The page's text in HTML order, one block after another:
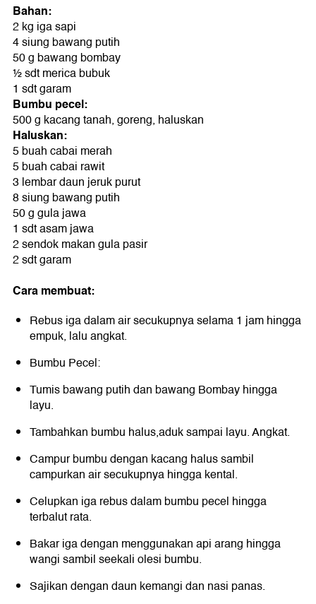
Bahan:
2 kg iga sapi
4 siung bawang putih
50 g bawang bombay
½ sdt merica bubuk
1 sdt garam
Bumbu pecel:
500 g kacang tanah, goreng, haluskan
Haluskan:
5 buah cabai merah
5 buah cabai rawit
3 lembar daun jeruk purut
8 siung bawang putih
50 g gula jawa
1 sdt asam jawa
2 sendok makan gula pasir
2 sdt garam
Cara membuat:
Rebus iga dalam air secukupnya selama 1 jam hingga
empuk, lalu angkat.
Bumbu Pecel:
Tumis bawang putih dan bawang Bombay hingga
layu.
Tambahkan bumbu halus,aduk sampai layu. Angkat.
Campur bumbu dengan kacang halus sambil
campurkan air secukupnya hingga kental.
Celupkan iga rebus dalam bumbu pecel hingga
terbalut rata.
Bakar iga dengan menggunakan api arang hingga
wangi sambil seekali olesi bumbu.
Sajikan dengan daun kemangi dan nasi panas.